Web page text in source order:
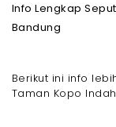
Info Lengkap
Bandung
Berikut ini info
Taman Kopo Indah